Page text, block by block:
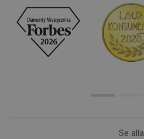
Se alla